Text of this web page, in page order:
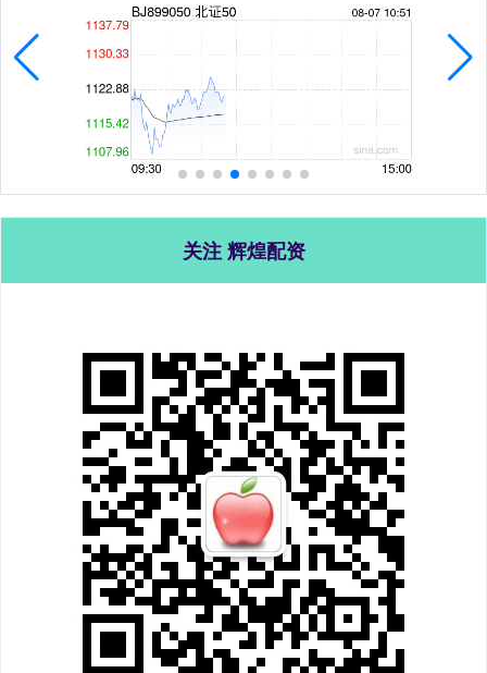
关注 辉煌配资